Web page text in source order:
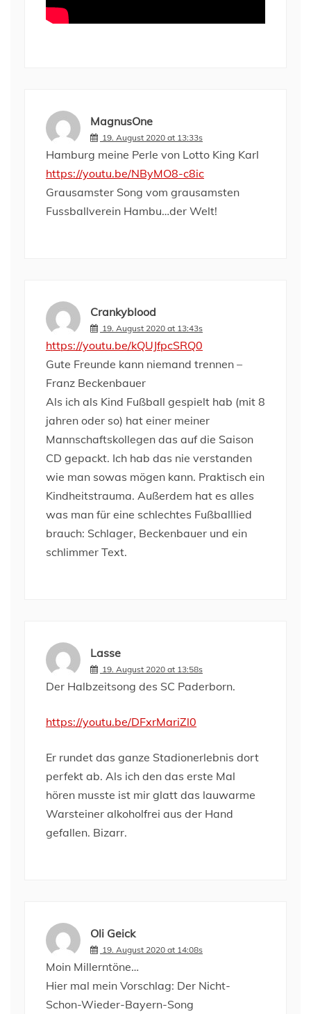
MagnusOne
19. August 2020 at 13:33s
Hamburg meine Perle von Lotto King Karl
https://youtu.be/NByMO8-c8ic
Grausamster Song vom grausamsten
Fussballverein Hambu…der Welt!
Crankyblood
19. August 2020 at 13:43s
https://youtu.be/kQUJfpcSRQ0
Gute Freunde kann niemand trennen –
Franz Beckenbauer
Als ich als Kind Fußball gespielt hab (mit 8
jahren oder so) hat einer meiner
Mannschaftskollegen das auf die Saison
CD gepackt. Ich hab das nie verstanden
wie man sowas mögen kann. Praktisch ein
Kindheitstrauma. Außerdem hat es alles
was man für eine schlechtes Fußballlied
brauch: Schlager, Beckenbauer und ein
schlimmer Text.
Lasse
19. August 2020 at 13:58s
Der Halbzeitsong des SC Paderborn.
https://youtu.be/DFxrMariZl0
Er rundet das ganze Stadionerlebnis dort
perfekt ab. Als ich den das erste Mal
hören musste ist mir glatt das lauwarme
Warsteiner alkoholfrei aus der Hand
gefallen. Bizarr.
Oli Geick
19. August 2020 at 14:08s
Moin Millerntöne…
Hier mal mein Vorschlag: Der Nicht-
Schon-Wieder-Bayern-Song